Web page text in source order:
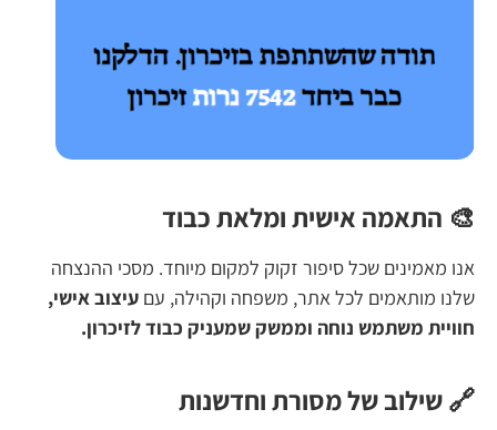
🎨 התאמה אישית ומלאת כבוד
אנו מאמינים שכל סיפור זקוק למקום מיוחד. מסכי ההנצחה
שלנו מותאמים לכל אתר, משפחה וקהילה, עםעיצוב אישי,
חוויית משתמש נוחה וממשק שמעניק כבוד לזיכרון.
🔗 שילוב של מסורת וחדשנות